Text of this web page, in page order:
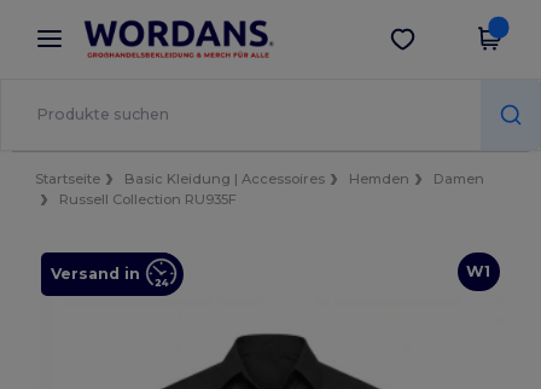
× Wordans App
Bessere Preise in der App!
App holen
Startseite Basic Kleidung | Accessoires Hemden
Damen
Russell Collection RU935F
W1
Versand in